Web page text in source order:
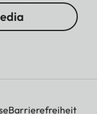
Barrierefreiheit